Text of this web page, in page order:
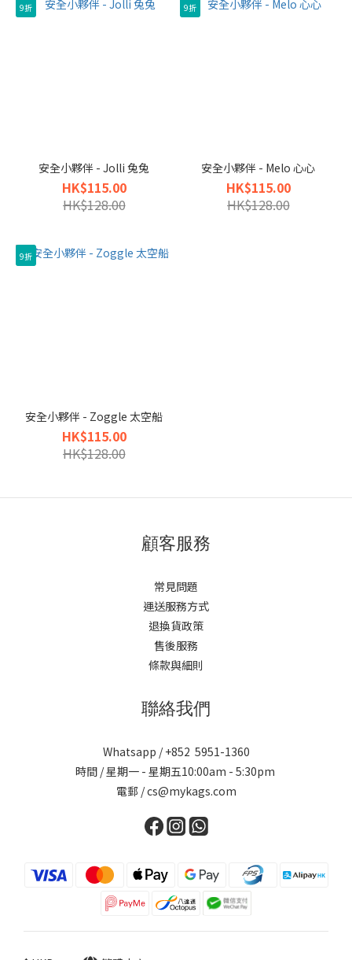
9折
安全小夥伴 - Jolli 兔兔
HK$115.00
HK$128.00
9折
安全小夥伴 - Melo 心心
HK$115.00
HK$128.00
9折
安全小夥伴 - Zoggle 太空船
HK$115.00
HK$128.00
顧客服務
常見問題
運送服務方式
退換貨政策
售後服務
條款與細則
聯絡我們
Whatsapp / +852 5951-1360
時間 / 星期一 - 星期五10:00am - 5:30pm
電郵 / cs@mykags.com